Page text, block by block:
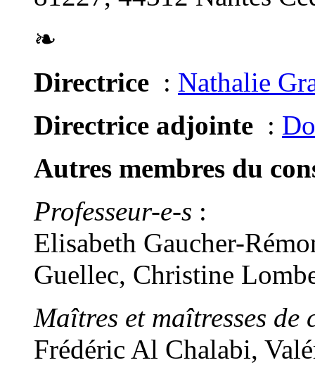
❧
Directrice : Nathalie
Directrice adjointe :
Autres membres du
Professeur-e-s :
Elisabeth Gaucher-
Guellec, Christine
Maîtres et maîtresses de
Frédéric Al Chalabi,